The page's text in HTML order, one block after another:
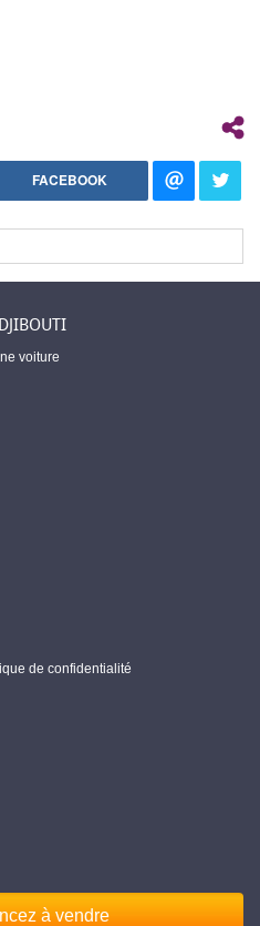
FACEBOOK
voiture
de confidentialité
à vendre